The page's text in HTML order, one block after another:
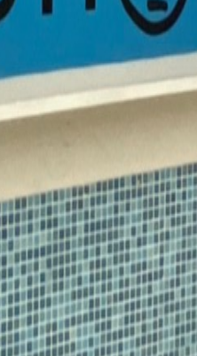
Search
for: